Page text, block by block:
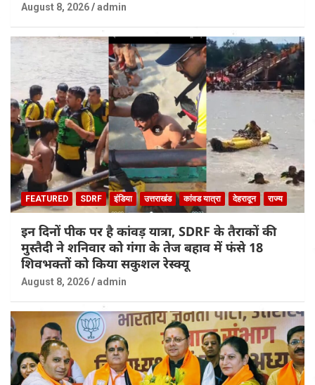
August 8, 2026 admin
FEATURED SDRF इंडिया उत्तराखंड कांवड यात्रा देहरादून राज्य
इन दिनों पीक पर है कांवड़ यात्रा, SDRF के तैराकों की
मुस्तैदी ने शनिवार को गंगा के तेज बहाव में फंसे 18
शिवभक्तों को किया सकुशल रेस्क्यू
August 8, 2026 admin